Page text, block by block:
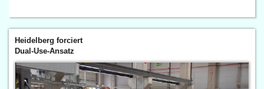
Heidelberg forciert
Dual-Use-Ansatz